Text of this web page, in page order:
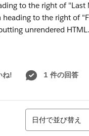
to the right of "Last
to the right of
unrendered
ね! 1 件の回答
並び替え
日付で並び替え